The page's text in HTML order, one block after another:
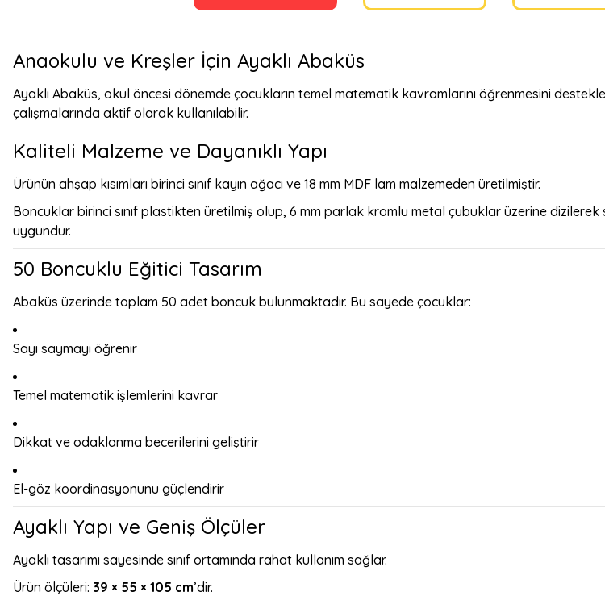
Anaokulu ve Kreşler İçin Ayaklı Abaküs
Ayaklı Abaküs, okul öncesi dönemde çocukların temel matematik kavramlarını öğrenmesini
çalışmalarında aktif olarak kullanılabilir.
Kaliteli Malzeme ve Dayanıklı Yapı
Ürünün ahşap kısımları birinci sınıf kayın ağacı ve 18 mm MDF lam malzemeden üretilmiştir.
Boncuklar birinci sınıf plastikten üretilmiş olup, 6 mm parlak kromlu metal çubuklar üzerine
uygundur.
50 Boncuklu Eğitici Tasarım
Abaküs üzerinde toplam 50 adet boncuk bulunmaktadır. Bu sayede çocuklar:
Sayı saymayı öğrenir
Temel matematik işlemlerini kavrar
Dikkat ve odaklanma becerilerini geliştirir
El-göz koordinasyonunu güçlendirir
Ayaklı Yapı ve Geniş Ölçüler
Ayaklı tasarımı sayesinde sınıf ortamında rahat kullanım sağlar.
Ürün ölçüleri: 39 × 55 × 105 cm’dir.